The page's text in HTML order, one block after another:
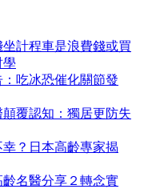
計程車是浪費錢或買
學
吃冰恐催化關節發
覆認知：獨居更防失
？日本高齡專家揭
名醫分享２轉念實